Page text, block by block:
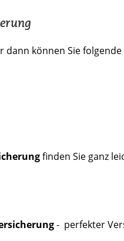
können Sie
finden Sie ganz
- perfekter